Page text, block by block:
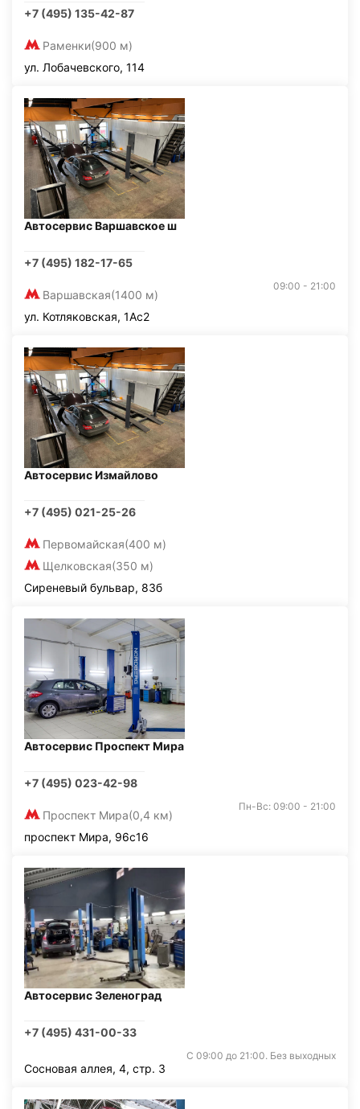
+7 (495) 135-42-87
Раменки(900 м)
ул. Лобачевского, 114
Автосервис Варшавское ш
+7 (495) 182-17-65
Варшавская(1400 м)
09:00 - 21:00
ул. Котляковская, 1Ас2
Автосервис Измайлово
+7 (495) 021-25-26
Первомайская(400 м)
Щелковская(350 м)
Сиреневый бульвар, 83б
Автосервис Проспект Мира
+7 (495) 023-42-98
Проспект Мира(0,4 км)
Пн-Вс: 09:00 - 21:00
проспект Мира, 96с16
Автосервис Зеленоград
+7 (495) 431-00-33
С 09:00 до 21:00. Без выходных
Сосновая аллея, 4, стр. 3